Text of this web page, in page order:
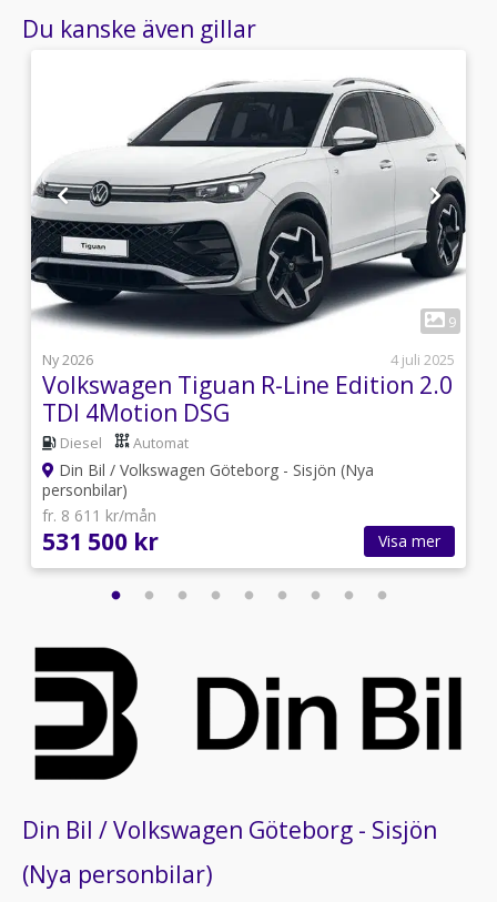
Du kanske även gillar
9
Ny 2026
4 juli 2025
Volkswagen Tiguan R-Line Edition 2.0
TDI 4Motion DSG
Diesel Automat
Din Bil / Volkswagen Göteborg - Sisjön (Nya
personbilar)
fr. 8 611 kr/mån
531 500 kr Visa mer
Din Bil / Volkswagen Göteborg - Sisjön
(Nya personbilar)